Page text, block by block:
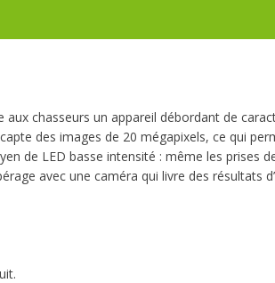
aux chasseurs un appareil débordant de
des images de 20 mégapixels, ce qui
de LED basse intensité : même les prises
avec une caméra qui livre des résultats